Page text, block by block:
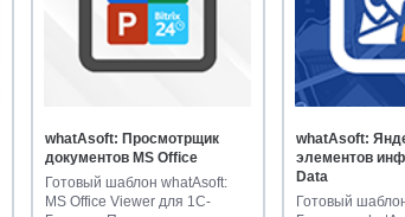
whatAsoft: Просмотрщик
документов MS Office
Готовый шаблон whatAsoft:
MS Office Viewer для 1С-
whatAsoft:
элементов
Data
Готовый